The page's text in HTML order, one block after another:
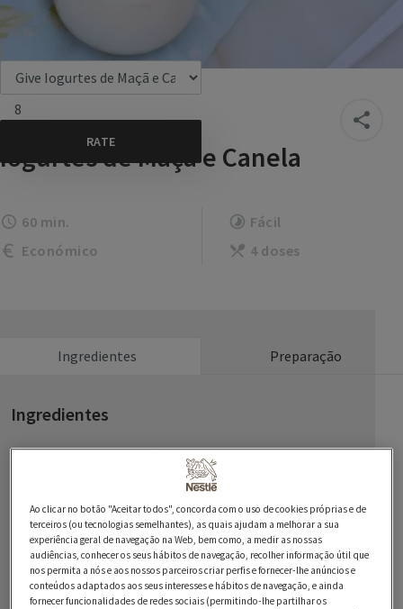
8
Iogurtes de Maçã e Canela
60 min.
Fácil
Económico
4 doses
Ingredientes Preparação
Ingredientes
PARA A COMPOTA:
4 maçãs descascadas e cortadas em cubos
1 pau de canela
1 casca de limão
3 c. de sopa de açúcar mascavado
Ao clicar no botão "Aceitar todos", concorda com o uso de cookies próprias e de
terceiros (ou tecnologias semelhantes), as quais ajudam a melhorar a sua
experiência geral de navegação na Web, bem como, a medir as nossas
audiências, conhecer os seus hábitos de navegação, recolher informação útil que
nos permita a nós e aos nossos parceiros criar perfis e fornecer-lhe anúncios e
conteúdos adaptados aos seus interesses e hábitos de navegação, e ainda
fornecer funcionalidades de redes sociais (permitindo-lhe partilhar os